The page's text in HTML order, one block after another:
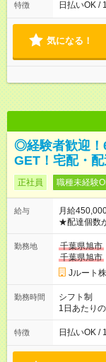
よって時間
特徴 日払いOK /
気になる！
◎経験者歓迎！
GET！宅配・配
正社員 職種未経験
給与
月給
★配達個数
ど！ ・主要都市エリア 月収55万円／週5日稼働 月収65万~112
万円／週6日稼働 ・地方郊外エリア 月収40万
収40万円~50万円／週6
円 (27歳男
(日休み) ■月収80万円(43歳男性/墨田区在住)※元営業 1日200個
勤務地
千葉県旭市
千葉県旭市
Jルート
勤務時間
シフト制
1日あたり
働8時間）
よって時間
特徴 日払いOK /